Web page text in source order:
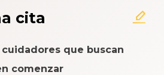
cita
que buscan
comenzar